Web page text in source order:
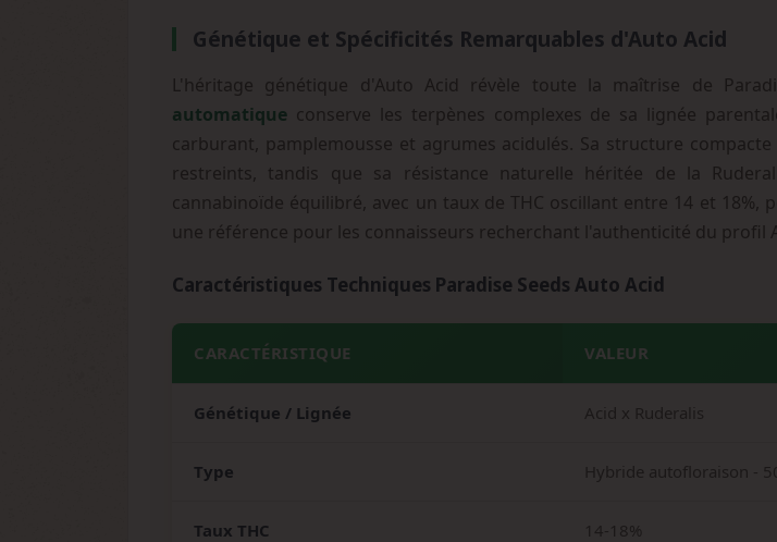
Génétique et Spécificités Remarquables d'Auto Acid
L'héritage génétique d'Auto Acid révèle toute la maîtrise de
automatique conserve les terpènes complexes de sa lignée
carburant, pamplemousse et agrumes acidulés. Sa structure
restreints, tandis que sa résistance naturelle héritée de la
cannabinoïde équilibré, avec un taux de THC oscillant entre 14 et 18%,
une référence pour les connaisseurs recherchant l'authenticité du profil
Caractéristiques Techniques Paradise Seeds Auto Acid
CARACTÉRISTIQUE VALEUR
Génétique / Lignée Acid x Ruderalis
Type Hybride autofloraison -
Taux THC 14-18%